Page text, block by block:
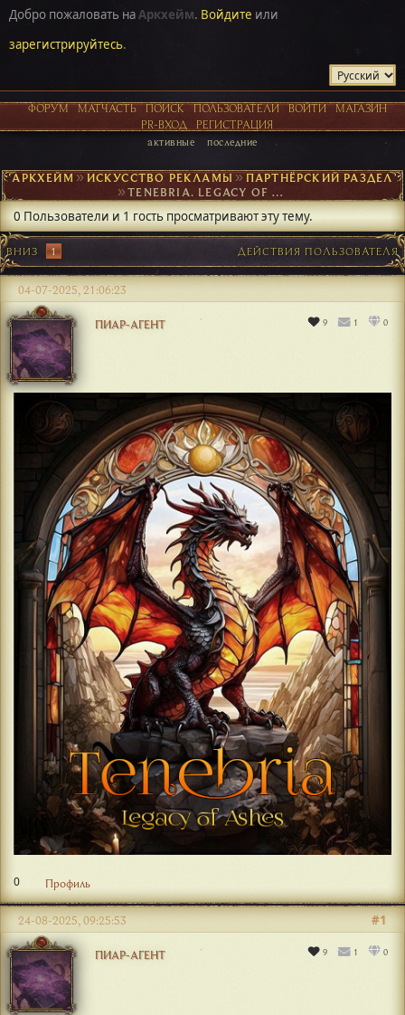
Добро пожаловать наАркхейм. Войдите или
зарегистрируйтесь.
ФОРУМ МАТЧАСТЬ ПОИСК ПОЛЬЗОВАТЕЛИ ВОЙТИ
МАГАЗИН
PR-ВХОД
РЕГИСТРАЦИЯ
активные последние
АРКХЕЙМ►ИСКУССТВО РЕКЛАМЫ►ПАРТНЁРСКИЙ РАЗДЕЛ
► TENEBRIA. LEGACY OF ASHES
0 Пользователи и 1 гость просматривают эту тему.
ВНИЗ 1 ДЕЙСТВИЯ ПОЛЬЗОВАТЕЛЯ
ПИАР-АГЕНТ 9 1 0
04-07-2025, 21:06:23
0 Профиль
ПИАР-АГЕНТ 9 1 0
#1
24-08-2025, 09:25:53